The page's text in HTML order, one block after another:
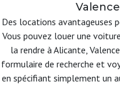
Des locations avantageuses
Vous pouvez louer une
la rendre à Alicante,
formulaire de recherche et
en spécifiant simplement un